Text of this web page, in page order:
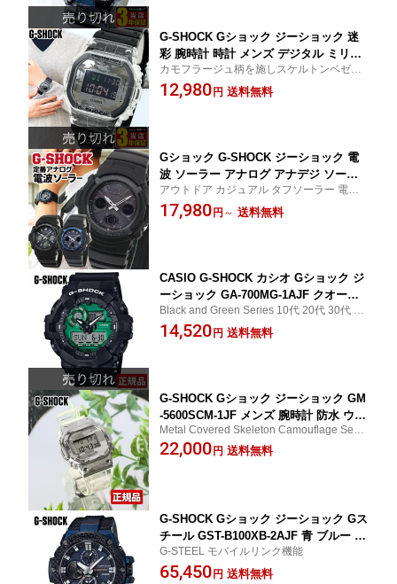
G-SHOCK Gショック ジーショック 迷
彩 腕時計 時計 メンズ デジタル ミリタ
リー カモフラージュ 透明 スケルトン
防水 ブラック グレー CASIO カシオ D
カモフラージュ柄を施しスケルトンベゼル
を採用した、カモフラージュ・スケルトン
シリーズ 誕生日プレゼント 男性 ギフト メ
12,980円 送料無料
Gショック G-SHOCK ジーショック 電
波 ソーラー アナログ アナデジ ソーラ
ー電波時計 メンズ CASIO カシオ ブラ
ック 黒 ブルー 青 誕生日プレゼント 防
計/
アウトドア カジュアル タフソーラー 電波
キャンプ 防水 じーしょっく G-しょck Gsho
ck 逆輸入 おすすめ ギフト アナデジ 彼氏 20
17,980円 ～ 送料無料
CASIO G-SHOCK カシオ Gショック ジ
ーショック GA-700MG-1AJF クオーツ
カレンダー アナログ デジタル アナデジ
ウレタン 黒 ブラック 緑 グリーン メン
Black and Green Series 10代 20代 30代 40
代 50代 社会人
14,520円 送料無料
G-SHOCK Gショック ジーショック GM
-5600SCM-1JF メンズ 腕時計 防水 ウレ
タン スケルトン 透明 クリア カモフラ
迷彩 デジタル 白 ホワイト シルバー 国
Metal Covered Skeleton Camouflage Serie
s
22,000円 送料無料
G-SHOCK Gショック ジーショック Gス
チール GST-B100XB-2AJF 青 ブルー 黒
ブラック ネイビー メンズ 腕時計 防水
カーボン 多機能 タフソーラー アナログ
G-STEEL モバイルリンク機能
65,450円 送料無料